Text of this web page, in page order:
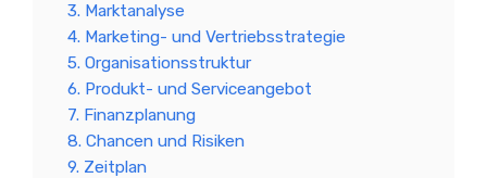
3. Marktanalyse
4. Marketing- und Vertriebsstrategie
5. Organisationsstruktur
6. Produkt- und Serviceangebot
7. Finanzplanung
8. Chancen und Risiken
9. Zeitplan